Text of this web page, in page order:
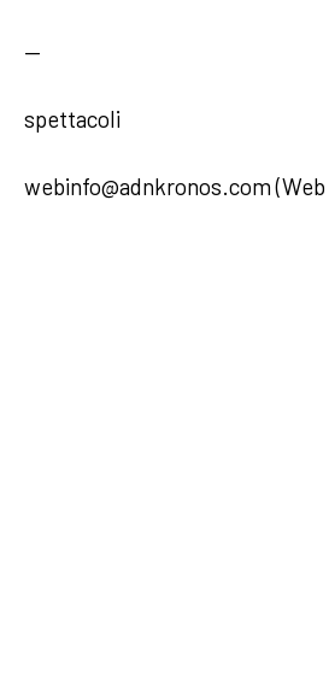
—
spettacoli
webinfo@adnkronos.com